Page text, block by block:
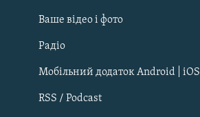
ДОЛУЧАЙСЯ!
Ваше відео і фото
Радіо
Мобільний додаток Android | iOS
RSS / Podcast